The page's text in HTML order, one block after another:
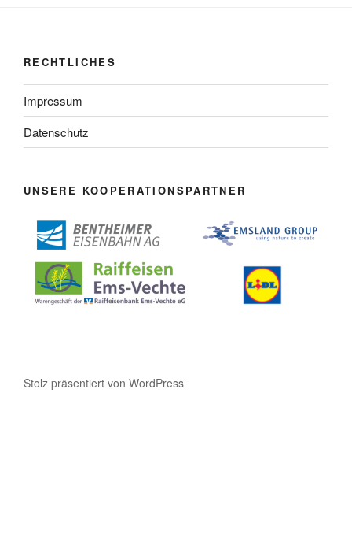
RECHTLICHES
Impressum
Datenschutz
UNSERE KOOPERATIONSPARTNER
Stolz präsentiert von WordPress